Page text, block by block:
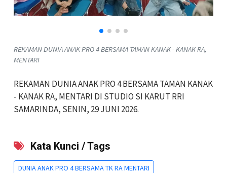
REKAMAN DUNIA ANAK PRO 4 BERSAMA TAMAN KANAK - KANAK RA,
MENTARI
REKAMAN DUNIA ANAK PRO 4 BERSAMA TAMAN KANAK
- KANAK RA, MENTARI DI STUDIO SI KARUT RRI
SAMARINDA, SENIN, 29 JUNI 2026.
Kata Kunci / Tags
DUNIA ANAK PRO 4 BERSAMA TK RA MENTARI